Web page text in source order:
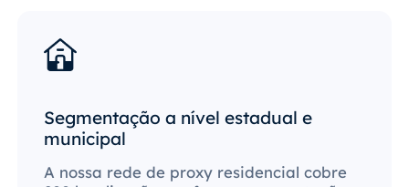
Segmentação a nível estadual e
municipal
A nossa rede de proxy residencial cobre